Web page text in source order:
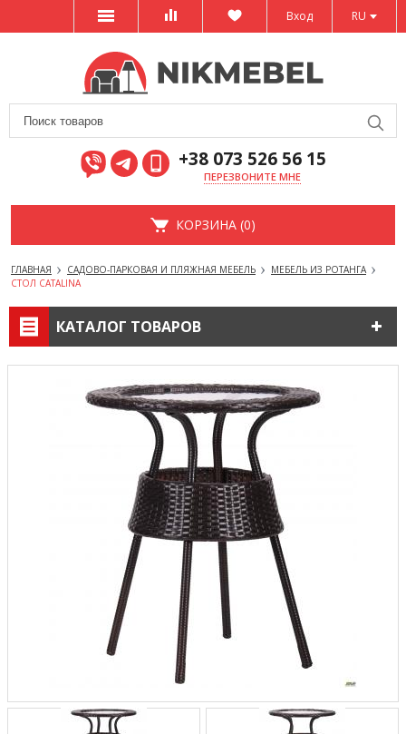
RU
Вход
+38 073 526 56 15
ПЕРЕЗВОНИТЕ МНЕ
КОРЗИНА (0)
ГЛАВНАЯ САДОВО-ПАРКОВАЯ И ПЛЯЖНАЯ МЕБЕЛЬ
МЕБЕЛЬ ИЗ РОТАНГА
СТОЛ CATALINA
КАТАЛОГ ТОВАРОВ